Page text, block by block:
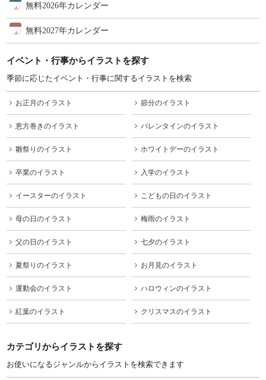
無料2026年カレンダー
無料2027年カレンダー
イベント・行事からイラストを探す
季節に応じたイベント・行事に関するイラストを検索
お正月のイラスト 節分のイラスト
恵方巻きのイラスト バレンタインのイラスト
雛祭りのイラスト ホワイトデーのイラスト
卒業のイラスト 入学のイラスト
イースターのイラスト こどもの日のイラスト
母の日のイラスト 梅雨のイラスト
父の日のイラスト 七夕のイラスト
夏祭りのイラスト お月見のイラスト
運動会のイラスト ハロウィンのイラスト
紅葉のイラスト クリスマスのイラスト
カテゴリからイラストを探す
お使いになるジャンルからイラストを検索できます